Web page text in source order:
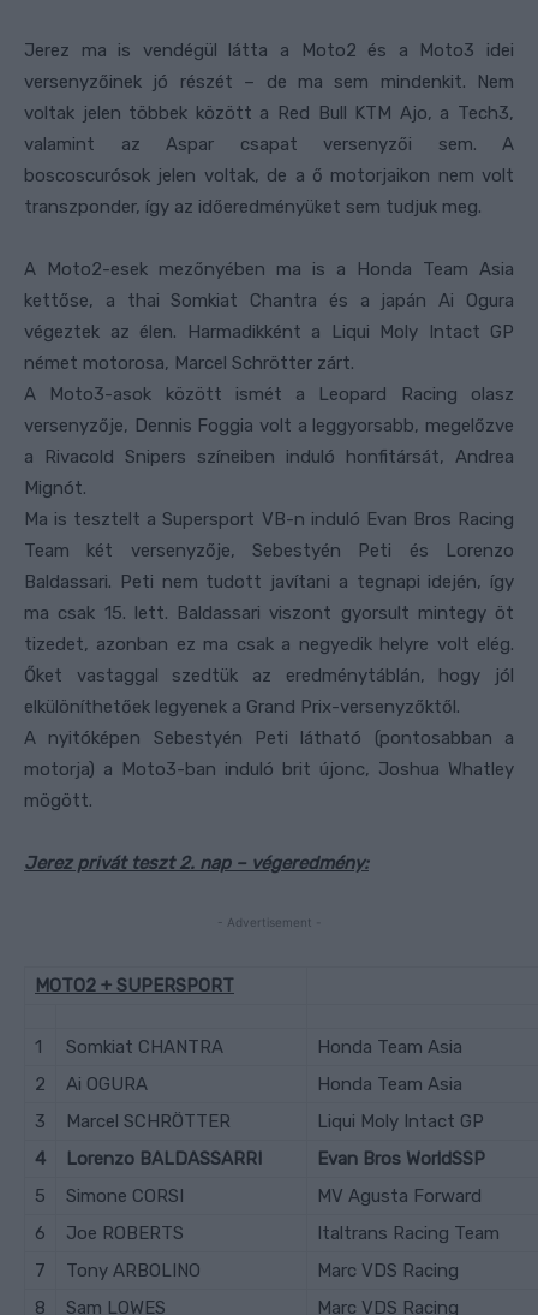
Jerez ma is vendégül látta a Moto2 és a Moto3 idei
versenyzőinek jó részét – de ma sem mindenkit. Nem
voltak jelen többek között a Red Bull KTM Ajo, a Tech3,
valamint az Aspar csapat versenyzői sem. A
boscoscurósok jelen voltak, de a ő motorjaikon nem volt
transzponder, így az időeredményüket sem tudjuk meg.
A Moto2-esek mezőnyében ma is a Honda Team Asia
kettőse, a thai Somkiat Chantra és a japán Ai Ogura
végeztek az élen. Harmadikként a Liqui Moly Intact GP
német motorosa, Marcel Schrötter zárt.
A Moto3-asok között ismét a Leopard Racing olasz
versenyzője, Dennis Foggia volt a leggyorsabb, megelőzve
a Rivacold Snipers színeiben induló honfitársát, Andrea
Mignót.
Ma is tesztelt a Supersport VB-n induló Evan Bros Racing
Team két versenyzője, Sebestyén Peti és Lorenzo
Baldassari. Peti nem tudott javítani a tegnapi idején, így
ma csak 15. lett. Baldassari viszont gyorsult mintegy öt
tizedet, azonban ez ma csak a negyedik helyre volt elég.
Őket vastaggal szedtük az eredménytáblán, hogy jól
elkülöníthetőek legyenek a Grand Prix-versenyzőktől.
A nyitóképen Sebestyén Peti látható (pontosabban a
motorja) a Moto3-ban induló brit újonc, Joshua Whatley
mögött.
Jerez privát teszt 2. nap – végeredmény:
- Advertisement -
MOTO2 + SUPERSPORT
1 Somkiat CHANTRA
Honda Team Asia
2
Ai OGURA
Honda Team Asia
3
Marcel SCHRÖTTER
Liqui Moly Intact GP
4
Lorenzo BALDASSARRI
Evan Bros WorldSSP
5
Simone CORSI
MV Agusta Forward
6
Joe ROBERTS
Italtrans Racing Team
7
Tony ARBOLINO
Marc VDS Racing
8
Sam LOWES
Marc VDS Racing